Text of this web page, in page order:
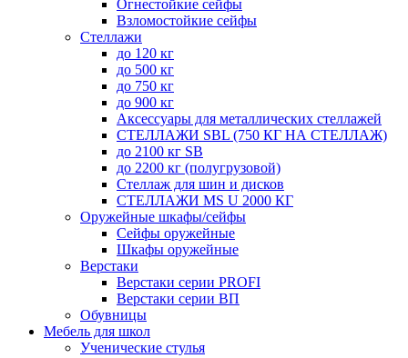
Огнестойкие сейфы
Взломостойкие сейфы
Стеллажи
до 120 кг
до 500 кг
до 750 кг
до 900 кг
Аксессуары для металлических стеллажей
СТЕЛЛАЖИ SBL (750 КГ НА СТЕЛЛАЖ)
до 2100 кг SB
до 2200 кг (полугрузовой)
Стеллаж для шин и дисков
СТЕЛЛАЖИ MS U 2000 КГ
Оружейные шкафы/сейфы
Сейфы оружейные
Шкафы оружейные
Верстаки
Верстаки серии PROFI
Верстаки серии ВП
Обувницы
Мебель для школ
Ученические стулья